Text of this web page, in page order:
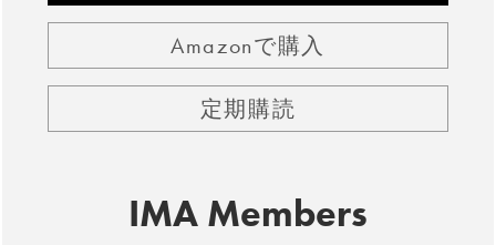
Amazonで購入
定期購読
IMA Members